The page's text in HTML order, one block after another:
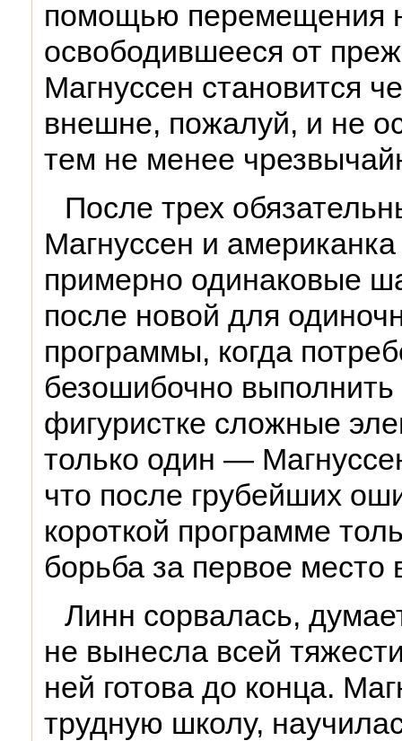
помощью перемещения
освободившееся от
Магнуссен становится
внешне, пожалуй, и не
тем не менее
После трех
Магнуссен и
примерно одинаковые
после новой для
программы, когда
безошибочно
фигуристке сложные
только один —
что после грубейших
короткой программе
борьба за первое место
Линн сорвалась,
не вынесла всей
ней готова до конца.
трудную школу,